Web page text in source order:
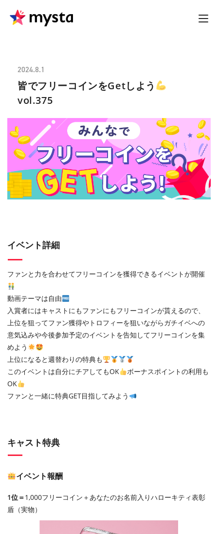
2024.8.1
皆でフリーコインをGetしよう
vol.375
イベント詳細
ファンと力を合わせてフリーコインを獲得できるイベントが開催
動画テーマは自由
入賞者にはキャストにもファンにもフリーコインが貰えるので、
上位を狙ってファン獲得やトロフィーを狙いながらガチイベへの
意気込みや今後参加予定のイベントを告知してフリーコインを集
めよう
上位になると週替わりの特典も
このイベントは自分にチアしてもOK
ボーナスポイントの利用も
OK
ファンと一緒に特典GET目指してみよう
キャスト特典
イベント報酬
1位＝1,000フリーコイン＋あなたのお名前入りハローキティ表彰
盾（実物）